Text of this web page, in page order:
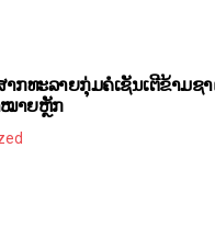
ກທະລາຍກຸ່ມຄໍເຊັນເຕີຂ້າມຊາ
ໝາຍຫຼັກ